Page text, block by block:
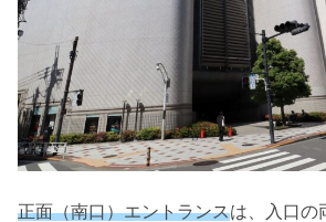
正面（南口）エントランスは、入口の